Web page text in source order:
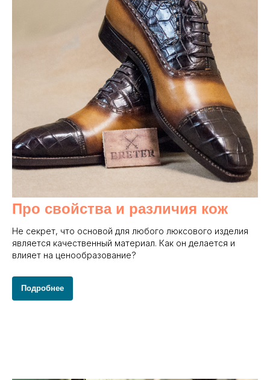
Про свойства и различия кож
Не секрет, что основой для любого люксового изделия
является качественный материал. Как он делается и
влияет на ценообразование?
Подробнее